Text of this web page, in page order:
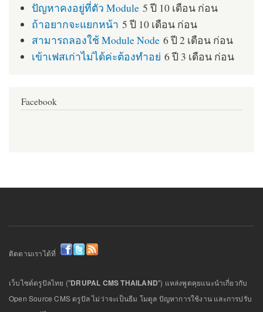
ปัญหาคงอยู่ที่ตัว Module 5 ปี 10 เดือน ก่อน
ถ้าอยากจะแยกหน้า 5 ปี 10 เดือน ก่อน
สามารถลองใช้ Module Node 6 ปี 2 เดือน ก่อน
เข้าเฟสเก่าไม่ได้ค่ะต้องทำอย่ 6 ปี 3 เดือน ก่อน
Facebook
ติดตามเราได้ที่
เว็บไซต์ดรูปัลไทย ("DRUPAL CMS THAILAND") แหล่งพูดคุยแนะนำเกี่ยวกับ
Open Source CMS ดรูปัล ไม่ว่าจะเป็นธีม โมดูล ปัญหาการใช้งาน และการปรับ